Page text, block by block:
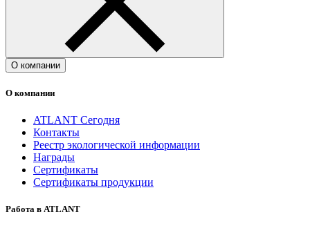
О компании
О компании
ATLANT Сегодня
Контакты
Реестр экологической информации
Награды
Сертификаты
Сертификаты продукции
Работа в ATLANT